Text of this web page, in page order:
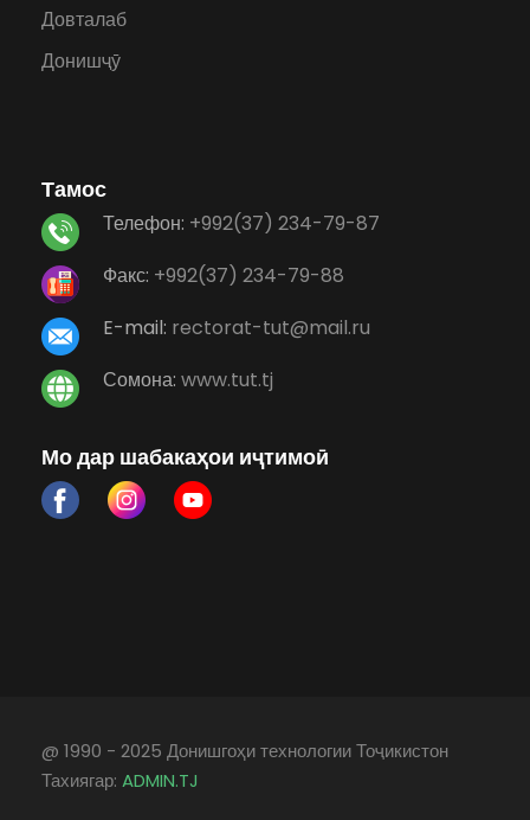
Довталаб
Донишҷӯ
Тамос
Телефон: +992(37) 234-79-87
Факс: +992(37) 234-79-88
E-mail: rectorat-tut@mail.ru
Сомона: www.tut.tj
Мо дар шабакаҳои иҷтимоӣ
@ 1990 - 2025 Донишгоҳи технологии Тоҷикистон
Тахиягар: ADMIN.TJ